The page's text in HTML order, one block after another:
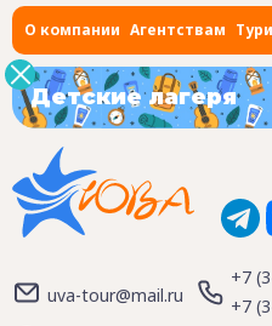
О компании Агентствам
Детские лагеря
uva-tour@mail.ru
+7
+7